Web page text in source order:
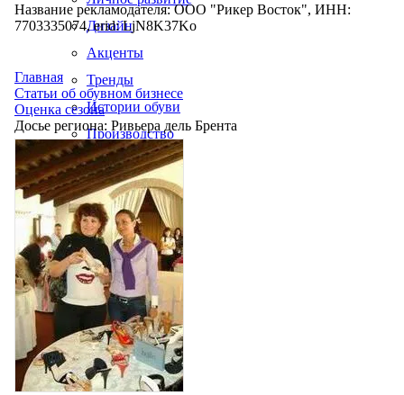
Дизайн
Акценты
Тренды
Истории обуви
Производство
Название рекламодателя: ООО "Рикер Восток", ИНН:
7703335074, erid: LjN8K37Ko
Главная
Статьи об обувном бизнесе
Оценка сезона
Досье региона: Ривьера дель Брента